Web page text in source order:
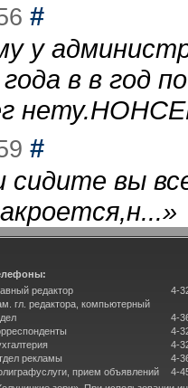
#
у
в в год
#
сидите вы
»
редактор
гл. редактора, компьютерный
рекламы
прием объявлений
4-
4-
4-
4-
4-
4-